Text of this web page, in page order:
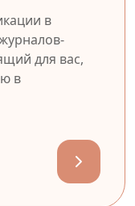
в
для вас,
в